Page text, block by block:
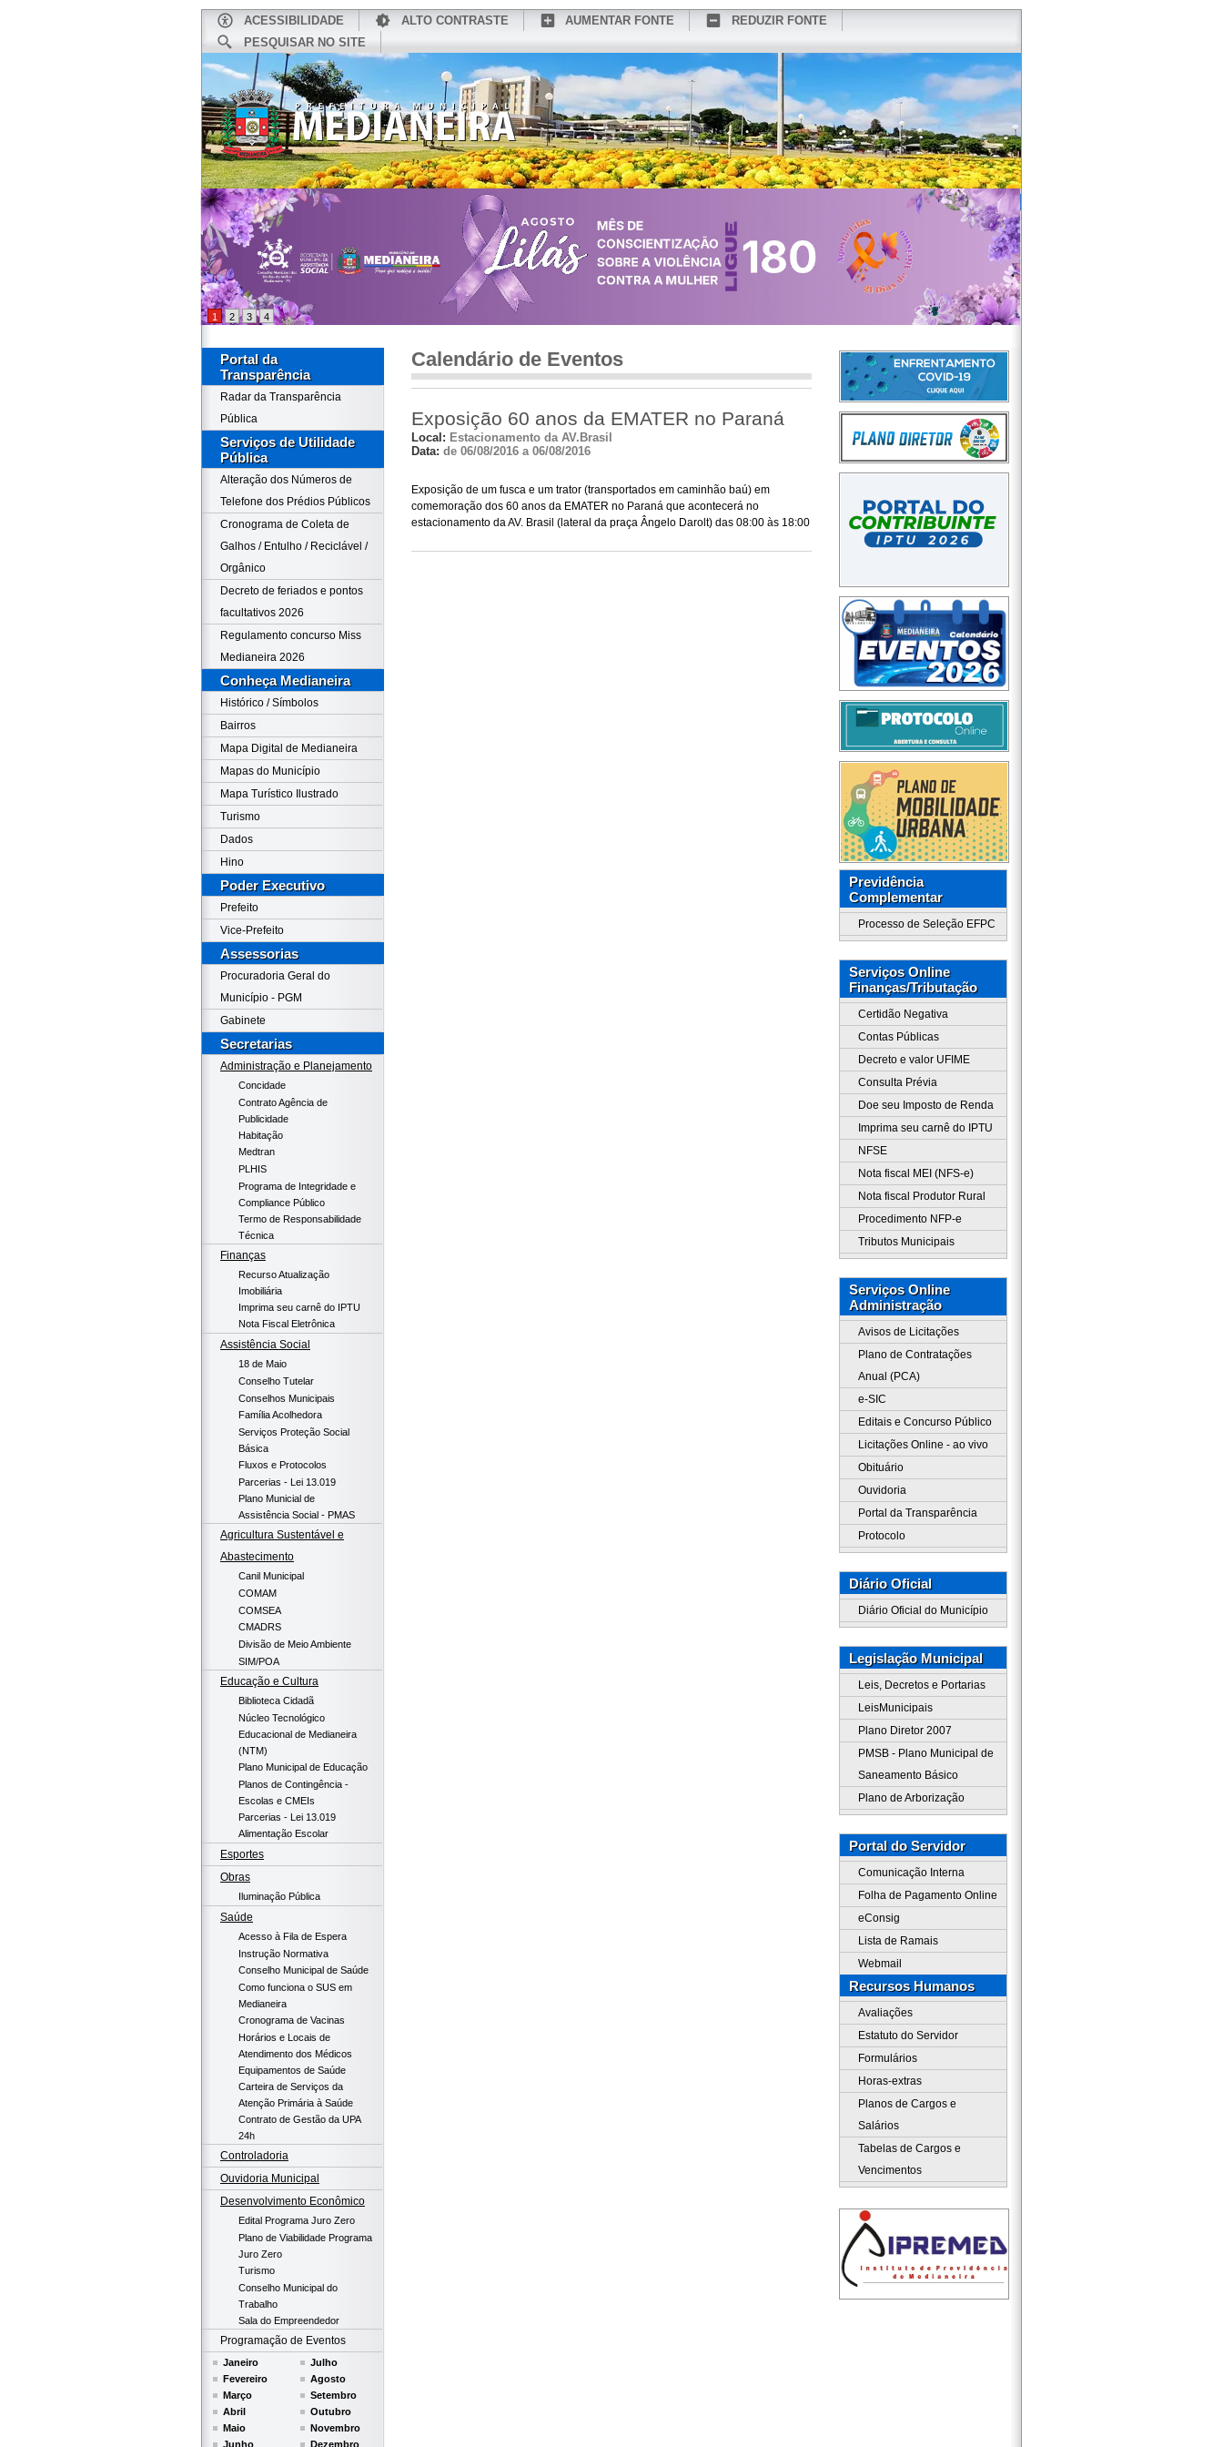
ACESSIBILIDADE ALTO CONTRASTE AUMENTAR FONTE
REDUZIR FONTE
PESQUISAR NO SITE
CONHEÇA MEDIANEIRA REDES SOCIAIS WEBMAIL
1 2 3 4
Portal da
Transparência
Radar da Transparência
Pública
Serviços de Utilidade
Pública
Alteração dos Números de
Telefone dos Prédios Públicos
Cronograma de Coleta de
Galhos / Entulho / Reciclável /
Orgânico
Decreto de feriados e pontos
facultativos 2026
Regulamento concurso Miss
Medianeira 2026
Conheça Medianeira
Histórico / Símbolos
Bairros
Mapa Digital de Medianeira
Mapas do Município
Mapa Turístico Ilustrado
Turismo
Dados
Hino
Poder Executivo
Prefeito
Vice-Prefeito
Assessorias
Procuradoria Geral do
Município - PGM
Gabinete
Secretarias
Administração e Planejamento
Concidade
Contrato Agência de
Publicidade
Habitação
Medtran
PLHIS
Programa de Integridade e
Compliance Público
Termo de Responsabilidade
Técnica
Finanças
Recurso Atualização
Imobiliária
Imprima seu carnê do IPTU
Nota Fiscal Eletrônica
Assistência Social
18 de Maio
Conselho Tutelar
Conselhos Municipais
Família Acolhedora
Serviços Proteção Social
Básica
Fluxos e Protocolos
Parcerias - Lei 13.019
Plano Municial de
Assistência Social - PMAS
Agricultura Sustentável e
Abastecimento
Canil Municipal
COMAM
COMSEA
CMADRS
Divisão de Meio Ambiente
SIM/POA
Educação e Cultura
Biblioteca Cidadã
Núcleo Tecnológico
Educacional de Medianeira
(NTM)
Plano Municipal de Educação
Planos de Contingência -
Escolas e CMEIs
Parcerias - Lei 13.019
Alimentação Escolar
Esportes
Obras
Iluminação Pública
Saúde
Acesso à Fila de Espera
Instrução Normativa
Conselho Municipal de Saúde
Como funciona o SUS em
Medianeira
Cronograma de Vacinas
Horários e Locais de
Atendimento dos Médicos
Equipamentos de Saúde
Carteira de Serviços da
Atenção Primária à Saúde
Contrato de Gestão da UPA
24h
Controladoria
Ouvidoria Municipal
Desenvolvimento Econômico
Edital Programa Juro Zero
Plano de Viabilidade Programa
Juro Zero
Turismo
Conselho Municipal do
Trabalho
Sala do Empreendedor
Programação de Eventos
Janeiro
Fevereiro
Março
Abril
Maio
Junho
Julho
Agosto
Setembro
Outubro
Novembro
Dezembro
Calendário de Eventos
Exposição 60 anos da EMATER no Paraná
Local: Estacionamento da AV.Brasil
Data: de 06/08/2016 a 06/08/2016
Exposição de um fusca e um trator (transportados em caminhão baú) em
comemoração dos 60 anos da EMATER no Paraná que acontecerá no
estacionamento da AV. Brasil (lateral da praça Ângelo Darolt) das 08:00 às 18:00
Previdência
Complementar
Processo de Seleção EFPC
Serviços Online
Finanças/Tributação
Certidão Negativa
Contas Públicas
Decreto e valor UFIME
Consulta Prévia
Doe seu Imposto de Renda
Imprima seu carnê do IPTU
NFSE
Nota fiscal MEI (NFS-e)
Nota fiscal Produtor Rural
Procedimento NFP-e
Tributos Municipais
Serviços Online
Administração
Avisos de Licitações
Plano de Contratações
Anual (PCA)
e-SIC
Editais e Concurso Público
Licitações Online - ao vivo
Obituário
Ouvidoria
Portal da Transparência
Protocolo
Diário Oficial
Diário Oficial do Município
Legislação Municipal
Leis, Decretos e Portarias
LeisMunicipais
Plano Diretor 2007
PMSB - Plano Municipal de
Saneamento Básico
Plano de Arborização
Portal do Servidor
Comunicação Interna
Folha de Pagamento Online
eConsig
Lista de Ramais
Webmail
Recursos Humanos
Avaliações
Estatuto do Servidor
Formulários
Horas-extras
Planos de Cargos e
Salários
Tabelas de Cargos e
Vencimentos